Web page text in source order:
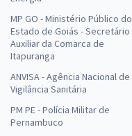
MP GO - Ministério Público do
Estado de Goiás - Secretário
Auxiliar da Comarca de
Itapuranga
ANVISA - Agência Nacional de
Vigilância Sanitária
PM PE - Polícia Militar de
Pernambuco